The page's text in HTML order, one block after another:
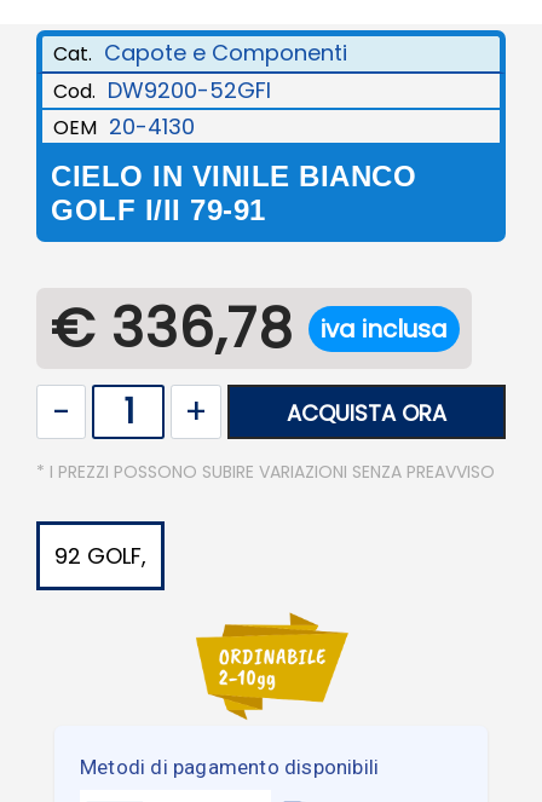
Cat. Capote e Componenti
Cod. DW9200-52GFI
OEM 20-4130
CIELO IN VINILE BIANCO
GOLF I/II 79-91
€ 336,78 iva inclusa
ACQUISTA ORA
* I PREZZI POSSONO SUBIRE VARIAZIONI SENZA PREAVVISO
92 GOLF,
Metodi di pagamento disponibili